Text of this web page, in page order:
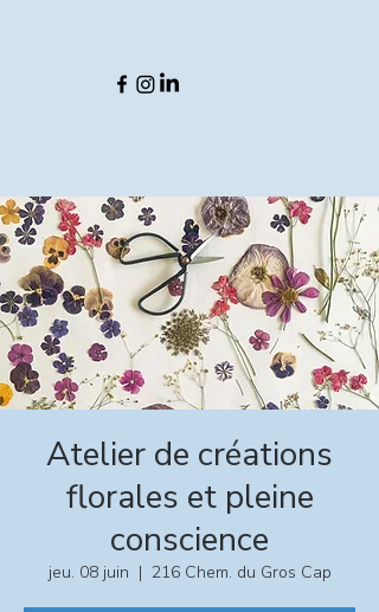
Atelier de créations
florales et pleine
conscience
jeu. 08 juin
  |
216 Chem. du Gros Cap